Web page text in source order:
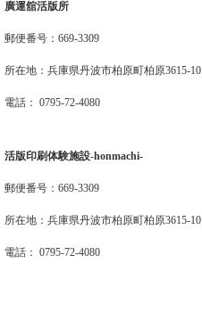
廣運舘活版所
郵便番号：669-3309
所在地：兵庫県丹波市柏原町柏原3615-10
電話： 0795-72-4080
活版印刷体験施設-honmachi-
郵便番号：669-3309
所在地：兵庫県丹波市柏原町柏原3615-10
電話： 0795-72-4080